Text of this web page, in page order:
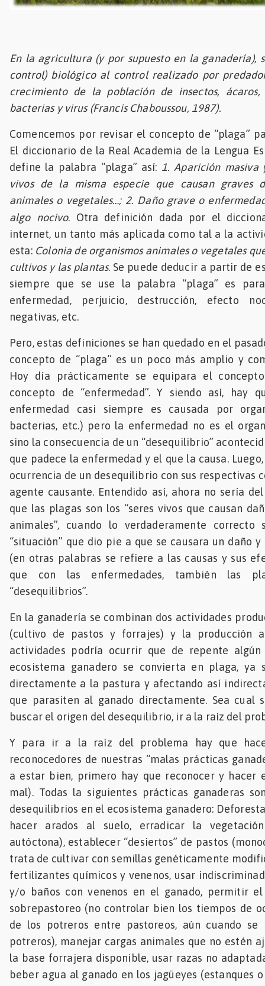
En la agricultura (y por supuesto en la ganadería),
control) biológico al control realizado por
crecimiento de la población de insectos, ácaros,
bacterias y virus(Francis Chaboussou, 1987).
Comencemos por revisar el concepto de “plaga”
El diccionario de la Real Academia de la Lengua
define la palabra “plaga” así: 1. Aparición masiva
vivos de la misma especie que causan graves
animales o vegetales…; 2. Daño grave o
algo nocivo. Otra definición dada por el
internet, un tanto más aplicada como tal a la
esta: Colonia de organismos animales o vegetales
cultivos y las plantas. Se puede deducir a partir de
siempre que se use la palabra “plaga” es
enfermedad, perjuicio, destrucción, efecto
negativas, etc.
Pero, estas definiciones se han quedado en el
concepto de “plaga” es un poco más amplio y
Hoy día prácticamente se equipara el
concepto de “enfermedad”. Y siendo así, hay
enfermedad casi siempre es causada por
bacterias, etc.) pero la enfermedad no es el
sino la consecuencia de un “desequilibrio”
que padece la enfermedad y el que la causa.
ocurrencia de un desequilibrio con sus respectivas
agente causante. Entendido así, ahora no sería
que las plagas son los “seres vivos que causan
animales”, cuando lo verdaderamente
“situación” que dio pie a que se causara un daño
(en otras palabras se refiere a las causas y sus
que con las enfermedades, también las
“desequilibrios”.
En la ganadería se combinan dos actividades
(cultivo de pastos y forrajes) y la producción
actividades podría ocurrir que de repente
ecosistema ganadero se convierta en plaga, ya
directamente a la pastura y afectando así
que parasiten al ganado directamente. Sea cual
buscar el origen del desequilibrio, ir a la raíz del
Y para ir a la raíz del problema hay que
reconocedores de nuestras “malas prácticas
a estar bien, primero hay que reconocer y hacer
mal). Todas la siguientes prácticas ganaderas
desequilibrios en el ecosistema ganadero:
hacer arados al suelo, erradicar la
autóctona), establecer “desiertos” de pastos
trata de cultivar con semillas genéticamente
fertilizantes químicos y venenos, usar
y/o baños con venenos en el ganado, permitir
sobrepastoreo (no controlar bien los tiempos de
de los potreros entre pastoreos, aún cuando se
potreros), manejar cargas animales que no estén
la base forrajera disponible, usar razas no
beber agua al ganado en los jagüeyes (estanques